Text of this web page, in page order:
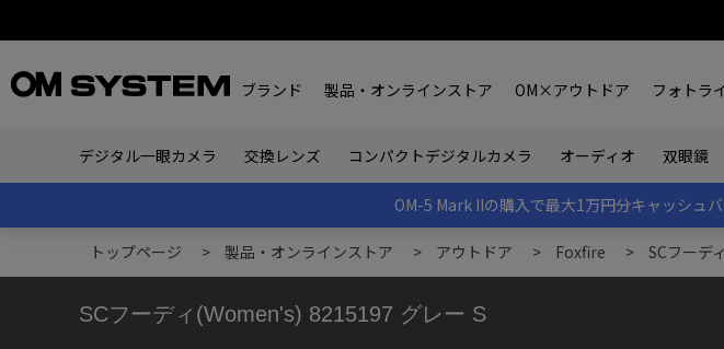
ブランド 製品・オンラインストア OM×アウトドア フォトラ
デジタル一眼カメラ 交換レンズ コンパクトデジタルカメラ オーディオ 双眼鏡
OM-5 Mark IIの購入で最大1万円分キャッシュバ
トップページ > 製品・オンラインストア > アウトドア > Foxfire > SCフーデ
SCフーディ(Women's) 8215197 グレー S